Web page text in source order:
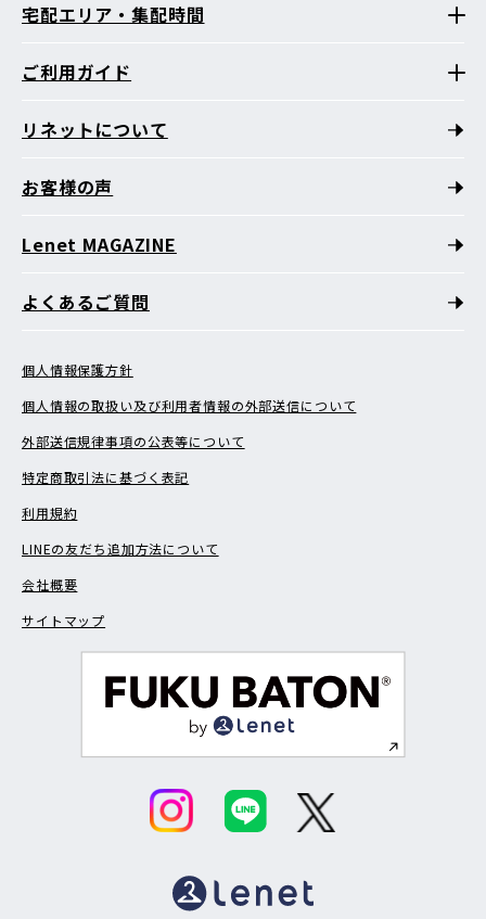
宅配エリア・集配時間
ご利用ガイド
リネットについて
お客様の声
Lenet MAGAZINE
よくあるご質問
個人情報保護方針
個人情報の取扱い及び利用者情報の外部送信について
外部送信規律事項の公表等について
特定商取引法に基づく表記
利用規約
LINEの友だち追加方法について
会社概要
サイトマップ